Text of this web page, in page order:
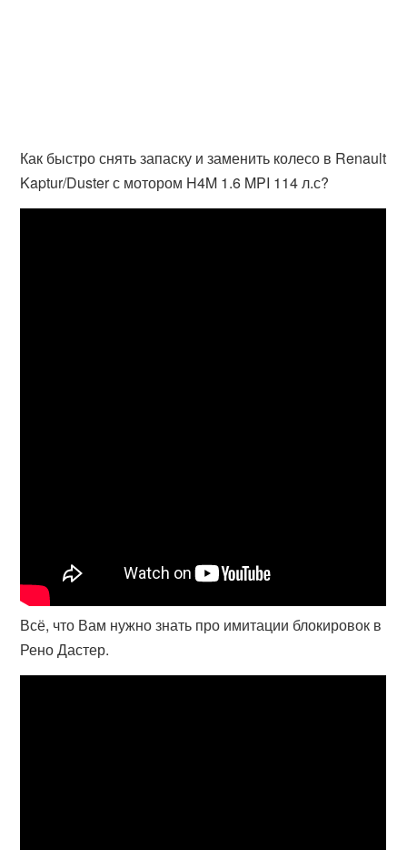
Как быстро снять запаску и заменить колесо в Renault
Kaptur/Duster с мотором H4M 1.6 MPI 114 л.с?
Всё, что Вам нужно знать про имитации блокировок в
Рено Дастер.